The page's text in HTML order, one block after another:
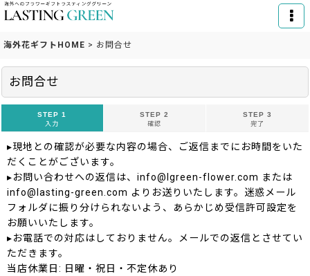
海外花ギフトHOME > お問合せ
お問合せ
STEP 1
入力
STEP 2
確認
STEP 3
完了
▸現地との確認が必要な内容の場合、ご返信までにお時間をいた
だくことがございます。
▸お問い合わせへの返信は、info@lgreen-flower.com または
info@lasting-green.com よりお送りいたします。迷惑メール
フォルダに振り分けられないよう、あらかじめ受信許可設定を
お願いいたします。
▸お電話での対応はしておりません。メールでの返信とさせてい
ただきます。
当店休業日: 日曜・祝日・不定休あり